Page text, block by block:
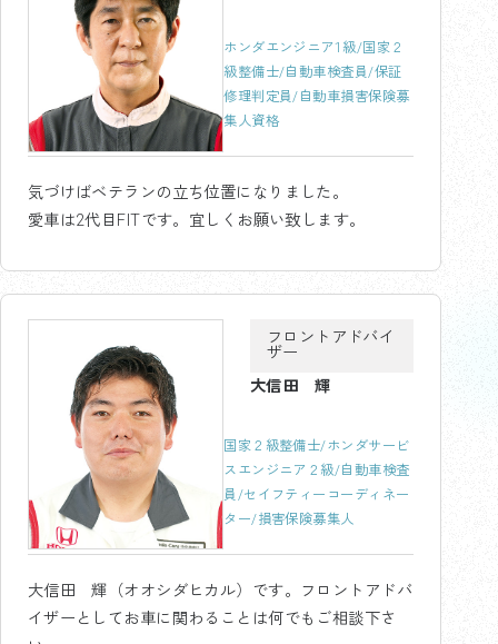
ホンダエンジニア1級/国家２
級整備士/自動車検査員/保証
修理判定員/自動車損害保険募
集人資格
気づけばベテランの立ち位置になりました。
愛車は2代目FITです。宜しくお願い致します。
フロントアドバイ
ザー
大信田 輝
国家２級整備士/ホンダサービ
スエンジニア２級/自動車検査
員/セイフティーコーディネー
ター/損害保険募集人
大信田 輝（オオシダヒカル）です。フロントアドバ
イザーとしてお車に関わることは何でもご相談下さ